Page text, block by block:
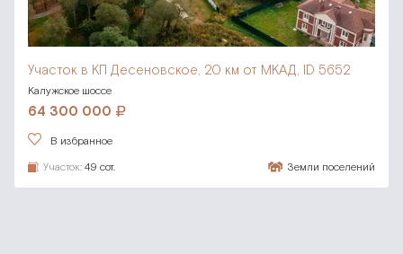
Участок в КП Десеновское, 20 км от МКАД, ID 5652
Калужское шоссе
64 300 000
В избранное
Участок: 49 сот. Земли поселений